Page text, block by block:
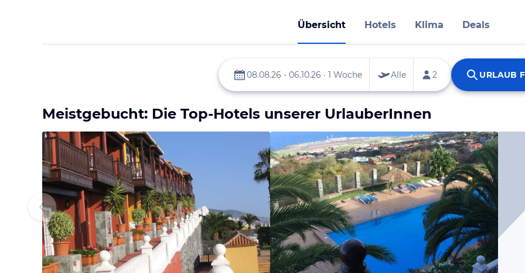
Übersicht Hotels Klima Deals
Meistgebucht: Die Top-Hotels unserer UrlauberInnen